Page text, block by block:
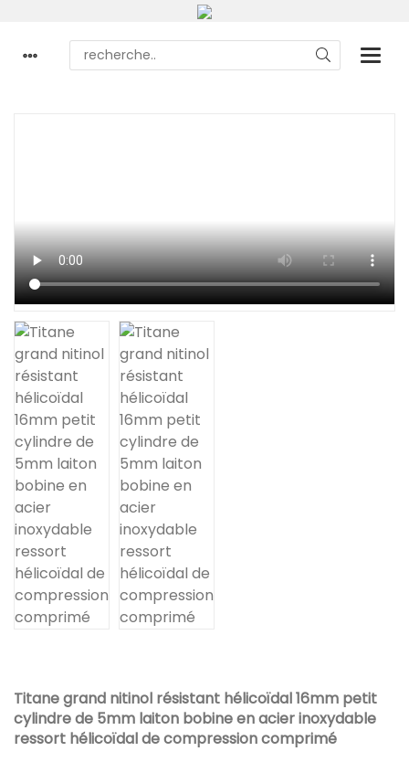
Titane grand nitinol résistant hélicoïdal 16mm petit
cylindre de 5mm laiton bobine en acier inoxydable
ressort hélicoïdal de compression comprimé